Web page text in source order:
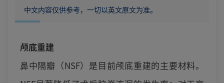
中文内容仅供参考，一切以英文原文为准。
颅底重建
鼻中隔瓣（NSF）是目前颅底重建的主要材料。